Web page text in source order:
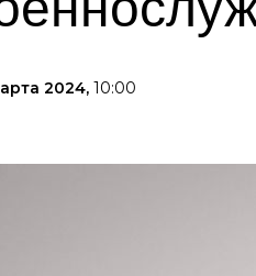
2024, 10:00